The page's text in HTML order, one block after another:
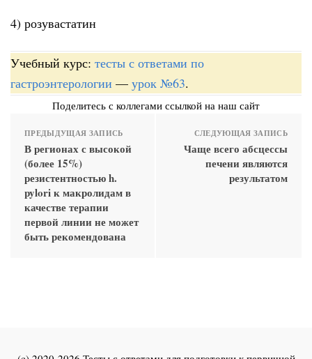
4) розувастатин
Учебный курс: тесты с ответами по
гастроэнтерологии — урок №63.
Поделитесь с коллегами ссылкой на наш сайт
ПРЕДЫДУЩАЯ ЗАПИСЬ
В регионах с высокой
(более 15%)
резистентностью h.
pylori к макролидам в
качестве терапии
первой линии не может
быть рекомендована
СЛЕДУЮЩАЯ ЗАПИСЬ
Чаще всего абсцессы
печени являются
результатом